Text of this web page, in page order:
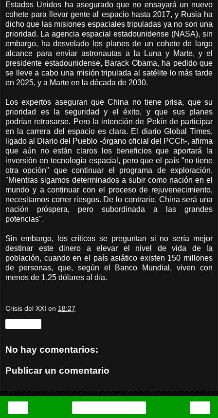
Estados Unidos ha asegurado que no ensayará un nuevo
cohete para llevar gente al espacio hasta 2017, y Rusia ha
dicho que las misiones espaciales tripuladas ya no son una
prioridad. La agencia espacial estadounidense (NASA), sin
embargo, ha desvelado los planes de un cohete de largo
alcance para enviar astronautas a la Luna y Marte, y el
presidente estadounidense, Barack Obama, ha pedido que
se lleve a cabo una misión tripulada al satélite lo más tarde
en 2025, y a Marte en la década de 2030.
Los expertos aseguran que China no tiene prisa, que su
prioridad es la seguridad y el éxito, y que sus planes
podrían retrasarse. Pero la intención de Pekín de participar
en la carrera del espacio es clara. El diario Global Times,
ligado al Diario del Pueblo -órgano oficial del PCCh-, afirma
que aún no están claros los beneficios que aportará la
inversión en tecnología espacial, pero que el país "no tiene
otra opción" que continuar el programa de exploración.
"Mientras sigamos determinados a subir como nación en el
mundo y a continuar con el proceso de rejuvenecimiento,
necesitamos correr riesgos. De lo contrario, China será una
nación próspera, pero subordinada a las grandes
potencias".
Sin embargo, los críticos se preguntan si no sería mejor
destinar este dinero a elevar el nivel de vida de la
población, cuando en el país asiático existen 150 millones
de personas, que, según el Banco Mundial, viven con
menos de 1,25 dólares al día.
Crisis del XXI en 18:27
No hay comentarios:
Publicar un comentario